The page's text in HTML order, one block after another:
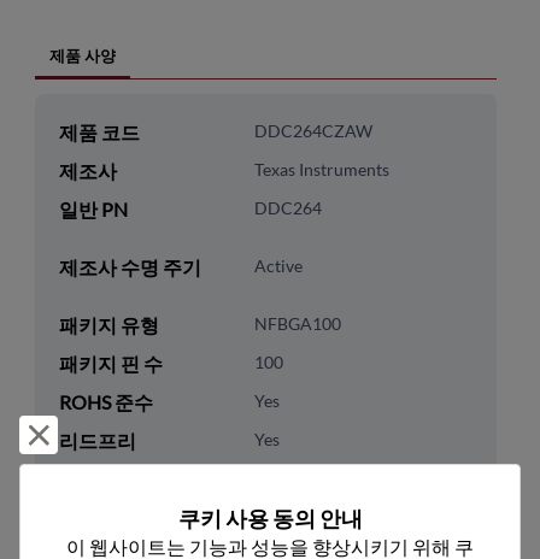
제품 사양
제품 코드 DDC264CZAW
제조사 Texas Instruments
일반 PN DDC264
제조사 수명 주기 Active
패키지 유형 NFBGA100
패키지 핀 수 100
ROHS 준수 Yes
리드프리 Yes
168
거부 및 닫기
쿠키 사용 동의 안내
이 웹사이트는 기능과 성능을 향상시키기 위해 쿠